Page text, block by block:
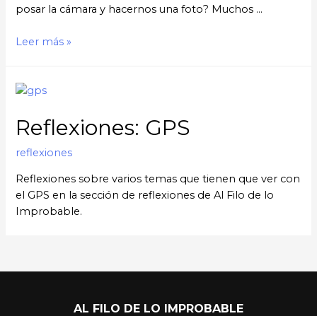
posar la cámara y hacernos una foto? Muchos …
Leer más »
Reflexiones: GPS
reflexiones
Reflexiones sobre varios temas que tienen que ver con
el GPS en la sección de reflexiones de Al Filo de lo
Improbable.
AL FILO DE LO IMPROBABLE